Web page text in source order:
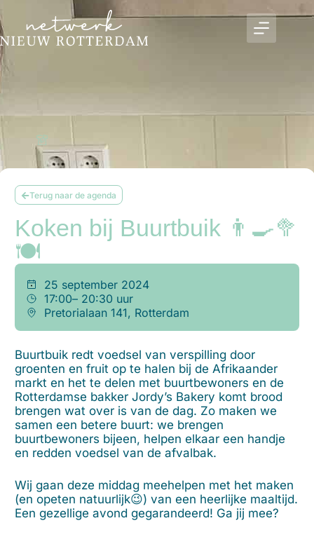
Terug naar de agenda
Koken bij Buurtbuik 👨‍🍳🥦
🍽️
25 september 2024
17:00– 20:30 uur
Pretorialaan 141, Rotterdam
Buurtbuik redt voedsel van verspilling door
groenten en fruit op te halen bij de Afrikaander
markt en het te delen met buurtbewoners en de
Rotterdamse bakker Jordy’s Bakery komt brood
brengen wat over is van de dag. Zo maken we
samen een betere buurt: we brengen
buurtbewoners bijeen, helpen elkaar een handje
en redden voedsel van de afvalbak.
Wij gaan deze middag meehelpen met het maken
(en opeten natuurlijk😉) van een heerlijke maaltijd.
Een gezellige avond gegarandeerd! Ga jij mee?